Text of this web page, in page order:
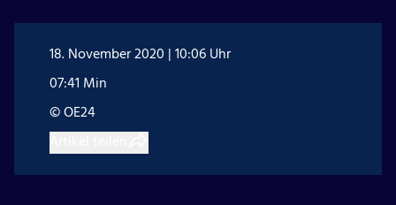
18. November 2020 | 10:06 Uhr
07:41 Min
© OE24